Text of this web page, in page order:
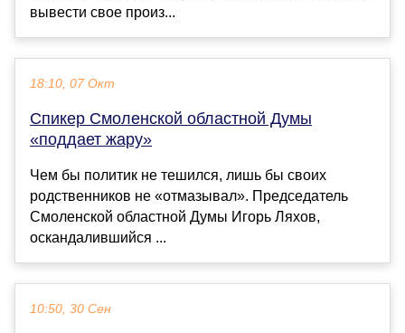
вывести свое произ...
18:10, 07 Окт
Спикер Смоленской областной Думы
«поддает жару»
Чем бы политик не тешился, лишь бы своих
родственников не «отмазывал». Председатель
Смоленской областной Думы Игорь Ляхов,
оскандалившийся ...
10:50, 30 Сен